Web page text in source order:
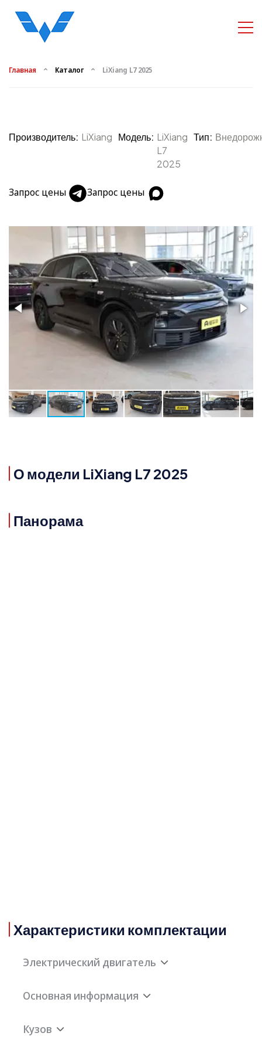
Главная Каталог LiXiang L7 2025
Производитель: LiXiang Модель: LiXiang
L7
2025
Тип:
Запрос цены Запрос цены
О модели LiXiang L7 2025
Панорама
Характеристики комплектации
Электрический двигатель
Общий крутящий
двигателя (Н·м)
Основная информация
Запас хода на чистом
Кузов